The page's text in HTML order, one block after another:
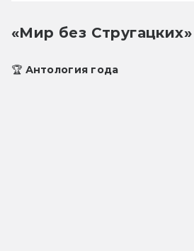
«Мир без Стругацких»
🏆 Антология года